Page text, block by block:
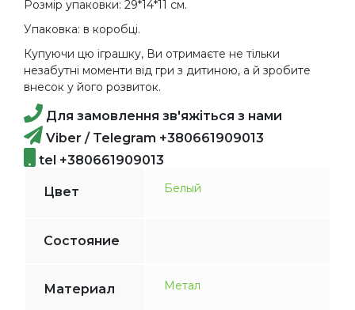
Розмір упаковки: 29*14*11 см.
Упаковка: в коробці.
Купуючи цю іграшку, Ви отримаєте не тільки
незабутні моменти від гри з дитиною, а й зробите
внесок у його розвиток.
Для замовлення зв'яжіться з нами
Viber / Telegram +380661909013
tel +380661909013
Цвет Белый
Состояние
Материал Метал